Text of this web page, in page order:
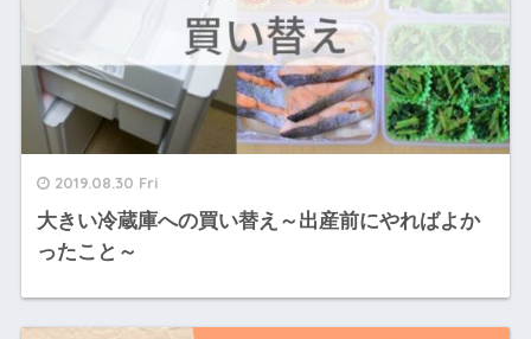
2019.08.30 Fri
大きい冷蔵庫への買い替え～出産前にやればよか
ったこと～